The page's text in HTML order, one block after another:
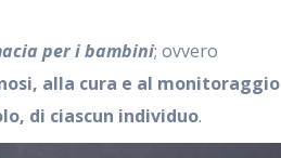
per i bambini; ovvero
alla cura e al monitoraggio
di ciascun individuo.